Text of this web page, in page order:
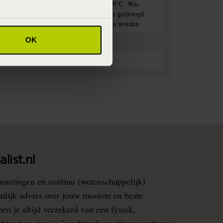
OK
met lichte kleuren op maximaal 60°C. Was
kan op lage temperatuur gedroogd
het op hoge temperatuur gestreken worden.
en continu (wetenschappelijk)
advies over jouw mooiste en beste
je altijd verzekerd van een fysiek,